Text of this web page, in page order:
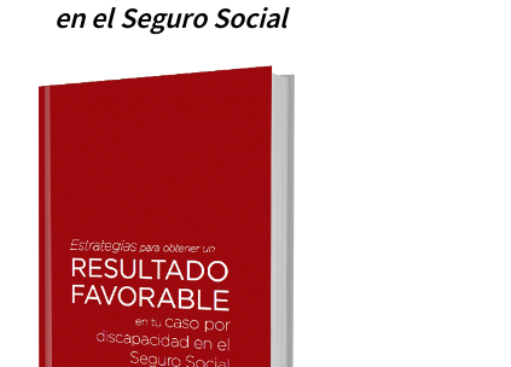
en el Seguro Social